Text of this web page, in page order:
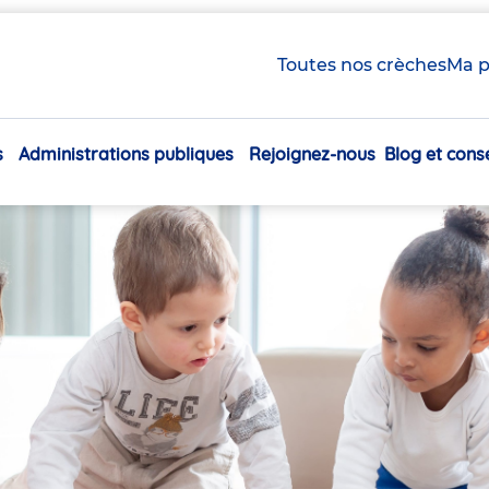
Toutes nos crèchesMa
Navigation
Administrations publiques Rejoignez-nous Blog et